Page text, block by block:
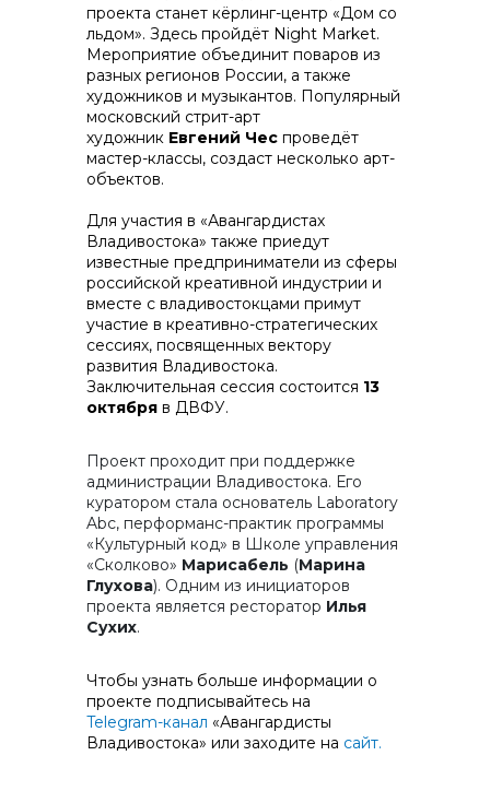
проекта станет кёрлинг-центр «Дом со
льдом». Здесь пройдёт Night Market.
Мероприятие объединит поваров из
разных регионов России, а также
художников и музыкантов. Популярный
московский стрит-арт
художник Евгений Чес проведёт
мастер-классы, создаст несколько арт-
объектов.
Для участия в «Авангардистах
Владивостока» также приедут
известные предприниматели из сферы
российской креативной индустрии и
вместе с владивостокцами примут
участие в креативно-стратегических
сессиях, посвященных вектору
развития Владивостока.
Заключительная сессия состоится 13
октября в ДВФУ.
Проект проходит при поддержке
администрации Владивостока. Его
куратором стала основатель Laboratory
Abc, перформанс-практик программы
«Культурный код» в Школе управления
«Сколково» Марисабель (Марина
Глухова). Одним из инициаторов
проекта является ресторатор Илья
Сухих.
Чтобы узнать больше информации о
проекте подписывайтесь на
Telegram-канал «Авангардисты
Владивостока» или заходите на сайт.